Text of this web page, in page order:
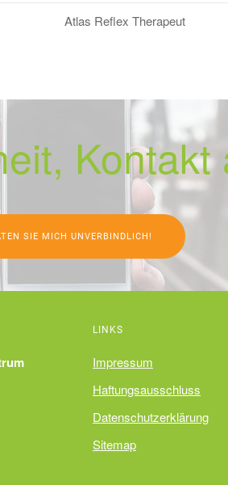
Atlas Reflex Therapeut
Kontakt
SIE MICH UNVERBINDLICH!
LINKS
Impressum
Haftungsausschluss
Datenschutzerklärung
Sitemap